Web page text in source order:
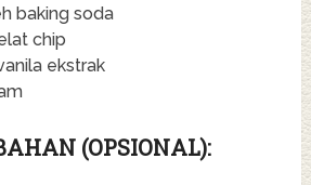
baking soda
chip
ekstrak
(OPSIONAL):